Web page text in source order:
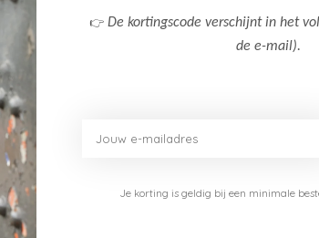
👉 De kortingscode verschijnt in het
de e-mail).
Je korting is geldig bij een minimale